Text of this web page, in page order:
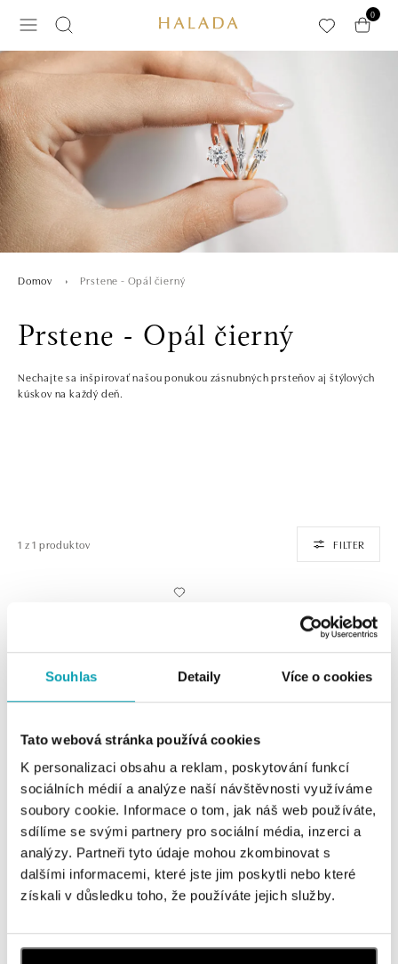
Souhlas Detaily Více o cookies
Tato webová stránka používá cookies
K personalizaci obsahu a reklam, poskytování funkcí
sociálních médií a analýze naší návštěvnosti využíváme
soubory cookie. Informace o tom, jak náš web používáte,
sdílíme se svými partnery pro sociální média, inzerci a
analýzy. Partneři tyto údaje mohou zkombinovat s
dalšími informacemi, které jste jim poskytli nebo které
získali v důsledku toho, že používáte jejich služby.
0
Domov Prstene - Opál čierný
Prstene - Opál čierný
Nechajte sa inšpirovať našou ponukou zásnubných prsteňov aj štýlových
kúskov na každý deň.
1 z 1 produktov FILTER
ALO
Prsteň s diamantmi a opálom
Firelight Reverie
od 7 425 €